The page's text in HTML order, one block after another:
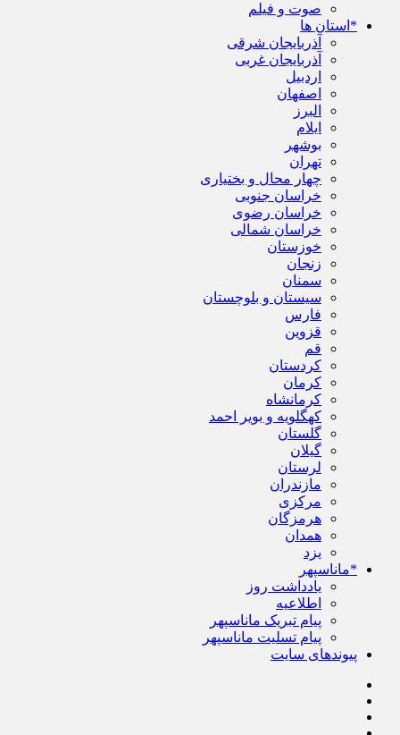
صوت و فیلم
*استان ها
آذربایجان شرقی
آذربایجان غربی
اردبیل
اصفهان
البرز
ایلام
بوشهر
تهران
چهار محال و بختیاری
خراسان جنوبی
خراسان رضوی
خراسان شمالی
خوزستان
زنجان
سمنان
سیستان و بلوچستان
فارس
قزوین
قم
کردستان
کرمان
کرمانشاه
کهگلویه و بویر احمد
گلستان
گیلان
لرستان
مازندران
مرکزی
هرمزگان
همدان
یزد
*ماناسپهر
یادداشت روز
اطلاعیه
پیام تبریک ماناسپهر
پیام تسلیت ماناسپهر
پیوندهای سایت